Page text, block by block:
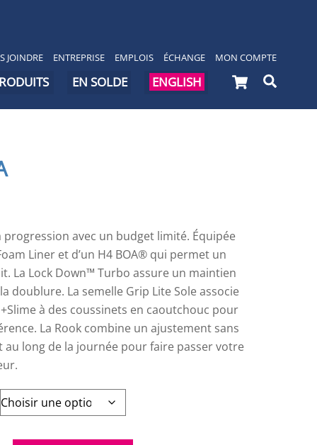
JOINDRE ENTREPRISE EMPLOIS ÉCHANGE MON COMPTE
Cart
EN SOLDE ENGLISH
progression avec un budget limité. Équipée
Liner et d’un H4 BOA® qui permet un
La Lock Down™ Turbo assure un maintien
doublure. La semelle Grip Lite Sole associe
à des coussinets en caoutchouc pour
La Rook combine un ajustement sans
long de la journée pour faire passer votre